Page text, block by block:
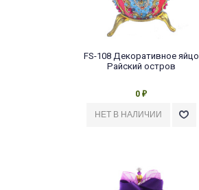
FS-108 Декоративное яйцо
Райский остров
0 ₽